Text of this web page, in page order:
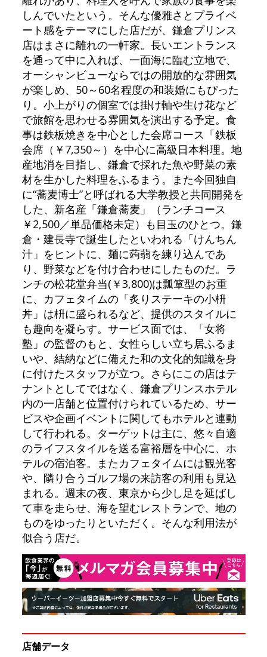
しんでいたという。そんな優雅さとプライベ
ート感をテーマにした店だが、鎌倉プリンス
店はまさに離れの一軒家。長いエントランス
を通って中に入れば、一面海に臨む立地で、
オーシャンビューならではの開放的な雰囲気
が楽しめ、50～60名程度の和装婚にもぴった
り。小上がりの個室では掛け軸や生け花など
で旅館を思わせる雰囲気を演出する予定。食
事は鉄板焼きを中心とした会席コース「鉄板
会席（￥7,350～）を中心に高級日本料理。地
産地消を目指し、鎌倉で採れた魚や野菜の素
材を生かした料理をふるまう。また今回独自
に“蕎麦博士”と呼ばれる大学教授と共同開発を
した、新名産「鎌倉蕎麦」（ランチコース
￥2,500／単品価格未定）も目玉のひとつ。鎌
倉・建長寺で誕生したといわれる「けんちん
汁」をヒントに、麺に蒟蒻を練り込んであ
り、野菜などを付け合わせにしたものだ。ラ
ンチの松花堂弁当(￥3,800)は瓢箪型のお重
に、カフェタイムの「炙りステーキの小枡
丼」は枡に盛られるなど、提供のスタイルに
も趣向を凝らす。サービス面では、「女将
塾」の監督のもと、女性らしい立ち居ふるま
いや、結納などに備えた和の文化的知識を身
に付けたスタッフが立つ。さらにこの店はテ
ナントとしてではなく、鎌倉プリンスホテル
内の一店舗と位置付けられているため、サー
ビスや企画イベントに関してもホテルと連動
して行われる。ターゲットは主に、悠々自適
のライフスタイルを送る富裕層を中心に、ホ
テルの宿泊客。またカフェタイムには観光客
や、隣り合うゴルフ場の来訪客の利用も見込
まれる。週末の夜、東京から少し足を延ばし
て車を走らせ、海を望むレストランで、地の
ものをゆったりといただく。そんな利用法が
似合う店だ。
店舗データ